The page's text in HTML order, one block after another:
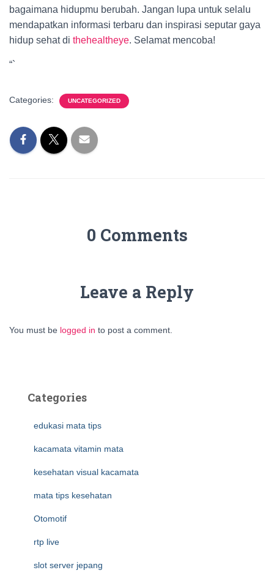
bagaimana hidupmu berubah. Jangan lupa untuk selalu
mendapatkan informasi terbaru dan inspirasi seputar gaya
hidup sehat di thehealtheye. Selamat mencoba!
“`
Categories: UNCATEGORIZED
0 Comments
Leave a Reply
You must be logged in to post a comment.
Categories
edukasi mata tips
kacamata vitamin mata
kesehatan visual kacamata
mata tips kesehatan
Otomotif
rtp live
slot server jepang